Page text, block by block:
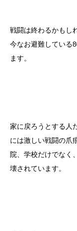
戦闘は終わるかもし
今なお避難している
ます。
家に戻ろうとする人
には激しい戦闘の爪
院、学校だけでなく
壊されています。